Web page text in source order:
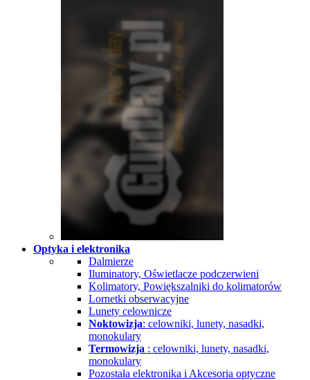
Optyka i elektronika
Dalmierze
Iluminatory, Oświetlacze podczerwieni
Kolimatory, Powiększalniki do kolimatorów
Lornetki obserwacyjne
Lunety celownicze
Noktowizja: celowniki, lunety, nasadki,
monokulary
Termowizja : celowniki, lunety, nasadki,
monokulary
Pozostała elektronika i Akcesoria optyczne